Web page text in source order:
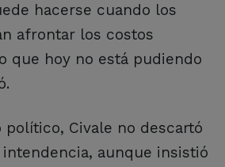
hacerse cuando los
afrontar los costos
que hoy no está pudiendo
Civale no descartó
aunque insistió